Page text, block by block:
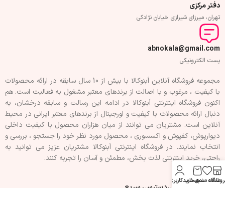
دفتر مرکزی
تهران، میرزای شیرازی خیابان نژادکی
abnokala@gmail.com
پست الکترونیکی
مجموعه فروشگاه آنلاین اَبنوکالا با بیش از 10 سال سابقه در ارائه محصولات
با کيفيت ، مرغوب و با اصالت از برندهای معتبر مشغول به فعاليت است. هم
اکنون فروشگاه اینترنتی اَبنوکالا در ادامه اين رسالت و سابقه درخشان، به
دنبال ارائه محصولات با کيفيت و اورجينال از برندهای معتبر ايرانی در محيط
آنلاين است. مشتريان می توانند از ميان هزاران محصول با کيفيت داخلی
دیوارپوش، کفپوش و اکسسوری ، محصول مورد نظر خود را جستجو ، بررسی و
انتخاب نمايند. در فروشگاه اینترنتی اَبنوکالا مشتريان عزیز می توانيد به
راحتی، خرید اینترنتی لذت بخش، مطمئن و آسان را تجربه کنند.
فهرست سفارشیدسترسی سریع
علاقه مندیسبد خرید
حساب کاربری من